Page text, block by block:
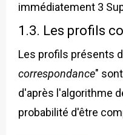
immédiatement 3
1.3. Les profils
Les profils présents
correspondance"
d'après l'algorithme
probabilité d'être